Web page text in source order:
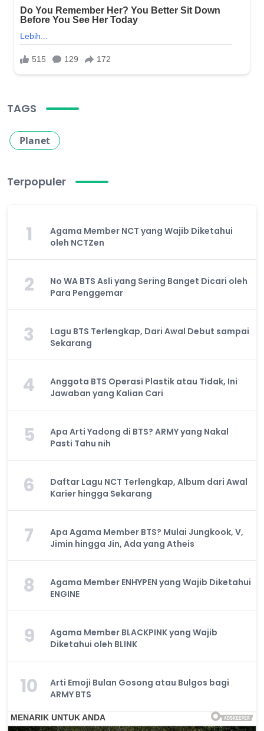
TAGS
Planet
Terpopuler
1
Agama Member NCT yang Wajib Diketahui
oleh NCTZen
2
No WA BTS Asli yang Sering Banget Dicari oleh
Para Penggemar
3
Lagu BTS Terlengkap, Dari Awal Debut sampai
Sekarang
4
Anggota BTS Operasi Plastik atau Tidak, Ini
Jawaban yang Kalian Cari
5
Apa Arti Yadong di BTS? ARMY yang Nakal
Pasti Tahu nih
6
Daftar Lagu NCT Terlengkap, Album dari Awal
Karier hingga Sekarang
7
Apa Agama Member BTS? Mulai Jungkook, V,
Jimin hingga Jin, Ada yang Atheis
8
Agama Member ENHYPEN yang Wajib Diketahui
ENGINE
9
Agama Member BLACKPINK yang Wajib
Diketahui oleh BLINK
10
Arti Emoji Bulan Gosong atau Bulgos bagi
ARMY BTS